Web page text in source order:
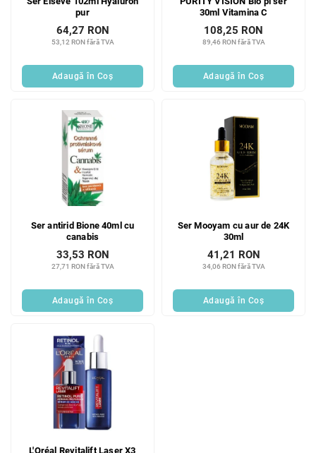
pur
53,12 RON fără TVA
64,27 RON
Adaugă în Coş
30ml Vitamina C
89,46 RON fără TVA
108,25 RON
Adaugă în Coş
Ser antirid Bione 40ml cu
canabis
27,71 RON fără TVA
33,53 RON
Adaugă în Coş
Ser Mooyam cu aur de 24K
30ml
34,06 RON fără TVA
41,21 RON
Adaugă în Coş
L'Oréal Revitalift Laser X3